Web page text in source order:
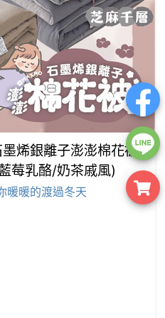
墨烯銀離子澎澎棉花被
莓乳酪/奶茶戚風)
暖暖的渡過冬天